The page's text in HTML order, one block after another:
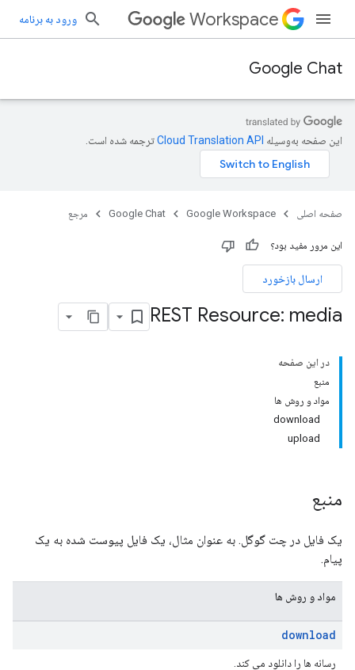
Workspace ورود به برنامه
Google Chat
این صفحه به‌وسیله ترجمه شده است.
صفحه اصلی Google Workspace
Google Chat مرجع
این مرور مفید بود؟
ارسال بازخورد
REST Resource: media
در این صفحه
منبع
مواد و روش ها
download
upload
منبع
یک فایل در چت گوگل. به عنوان مثال، یک فایل پیوست شده به یک
پیام.
مواد و روش ها
download
رسانه ها را دانلود می کند.